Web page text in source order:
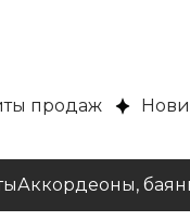
продаж
Аккордеоны,